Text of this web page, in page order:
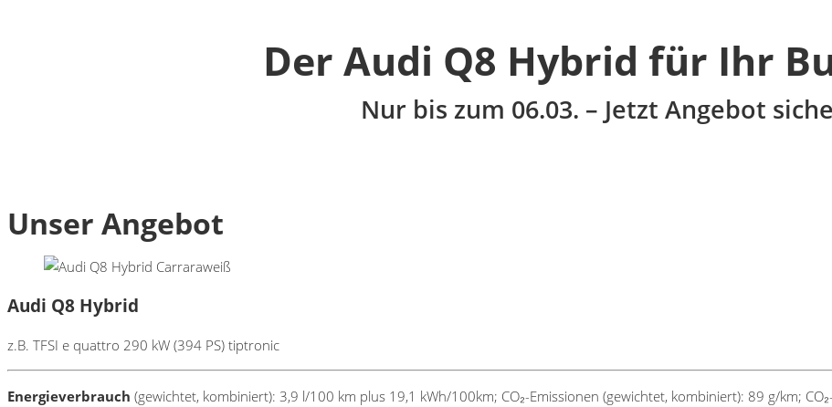
Der Audi Q8 Hybrid für Ihr
Nur bis zum 06.03. – Jetzt Angebot
Unser Angebot
Audi Q8 Hybrid
z.B. TFSI e quattro 290 kW (394 PS) tiptronic
Energieverbrauch (gewichtet, kombiniert): 3,9 l/100 km plus 19,1 kWh/100km; CO₂-Emissionen (gewichtet, kombiniert): 89 g/km;